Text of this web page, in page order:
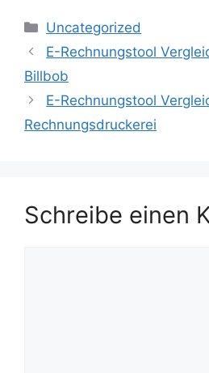
Kategorien
Uncategorized
E-Rechnungstool
Billbob
E-Rechnungstool
Rechnungsdruckerei
Schreibe einen